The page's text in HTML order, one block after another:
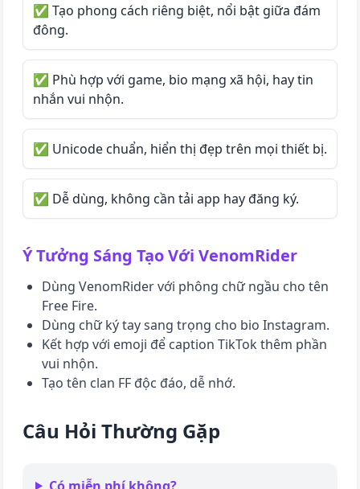
✅ Tạo phong cách riêng biệt, nổi bật giữa đám
đông.
✅ Phù hợp với game, bio mạng xã hội, hay tin
nhắn vui nhộn.
✅ Unicode chuẩn, hiển thị đẹp trên mọi thiết bị.
✅ Dễ dùng, không cần tải app hay đăng ký.
Ý Tưởng Sáng Tạo Với VenomRider
Dùng VenomRidervới phông chữ ngầu cho tên
Free Fire.
Dùng chữ ký tay sang trọng cho bio Instagram.
Kết hợp với emoji để caption TikTok thêm phần
vui nhộn.
Tạo tên clan FF độc đáo, dễ nhớ.
Câu Hỏi Thường Gặp
Có miễn phí không?